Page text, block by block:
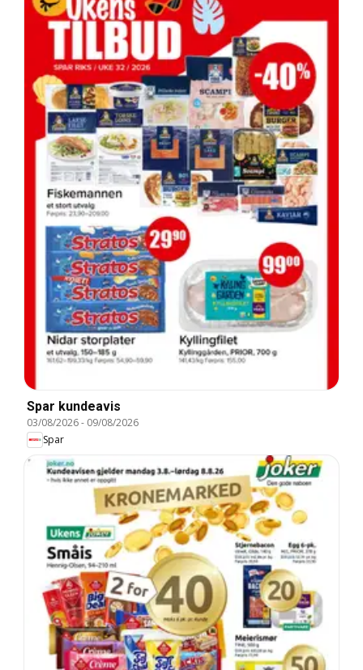
Spar kundeavis
03/08/2026- 09/08/2026
Spar